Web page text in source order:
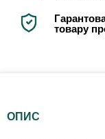
товару
ОПИС